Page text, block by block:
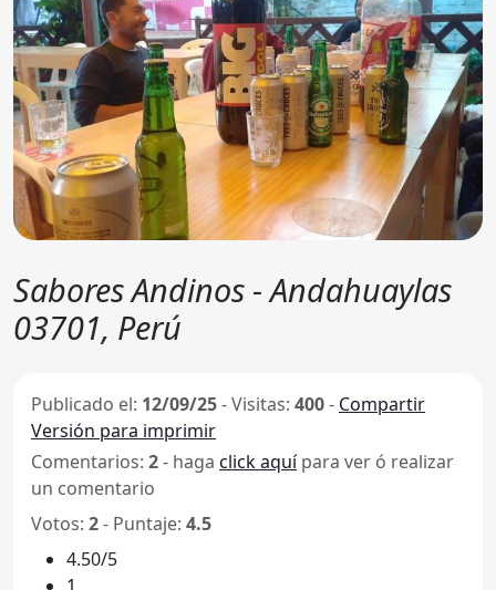
Sabores Andinos - Andahuaylas
03701, Perú
Publicado el: 12/09/25-Visitas: 400- Compartir
Versión para imprimir
Comentarios: 2- haga click aquípara ver ó realizar
un comentario
Votos: 2- Puntaje: 4.5
4.50/5
1